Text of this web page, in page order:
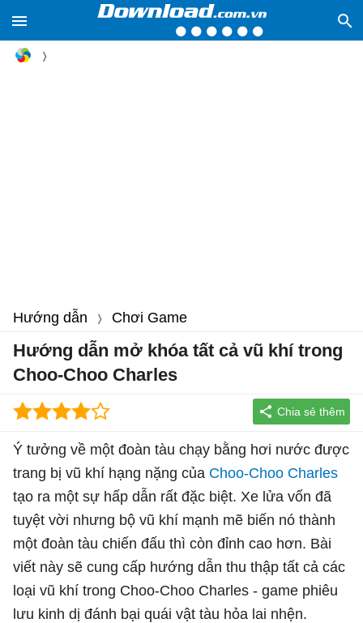
Hướng dẫn Chơi Game
Hướng dẫn mở khóa tất cả vũ khí trong
Choo-Choo Charles
Ý tưởng về một đoàn tàu chạy bằng hơi nước được
trang bị vũ khí hạng nặng của Choo-Choo Charles
tạo ra một sự hấp dẫn rất đặc biệt. Xe lửa vốn đã
tuyệt vời nhưng bộ vũ khí mạnh mẽ biến nó thành
một đoàn tàu chiến đấu thì còn đỉnh cao hơn. Bài
viết này sẽ cung cấp hướng dẫn thu thập tất cả các
loại vũ khí trong Choo-Choo Charles - game phiêu
lưu kinh dị đánh bại quái vật tàu hỏa lai nhện.